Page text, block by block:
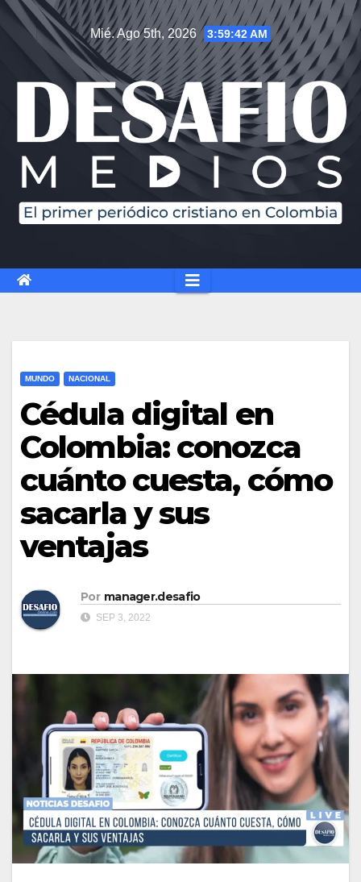
Mié. Ago 5th, 2026 3:59:42 AM
MUNDO NACIONAL
Cédula digital en
Colombia: conozca
cuánto cuesta, cómo
sacarla y sus
ventajas
Por manager.desafio
SEP 3, 2022